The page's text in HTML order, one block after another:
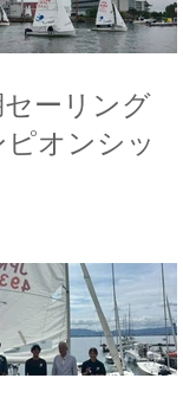
セーリング
オンシッ